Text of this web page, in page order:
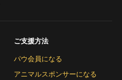
ご支援方法
パウ会員になる
アニマルスポンサーになる